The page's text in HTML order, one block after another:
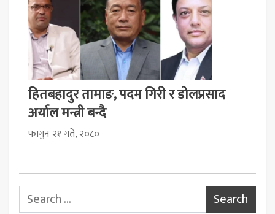
हितबहादुर तामाङ, पदम गिरी र डोलप्रसाद
अर्याल मन्त्री बन्दै
फागुन २१ गते, २०८०
Search for: